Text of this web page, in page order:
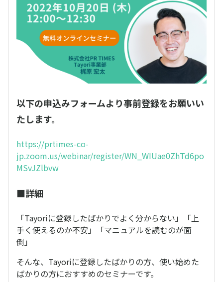
以下の申込みフォームより事前登録をお願いい
たします。
https://prtimes-co-
jp.zoom.us/webinar/register/WN_WIUae0ZhTd6po
MSvJZlbvw
■詳細
「Tayoriに登録したばかりでよく分からない」「上
手く使えるのか不安」「マニュアルを読むのが面
倒」
そんな、Tayoriに登録したばかりの方、使い始めた
ばかりの方におすすめのセミナーです。